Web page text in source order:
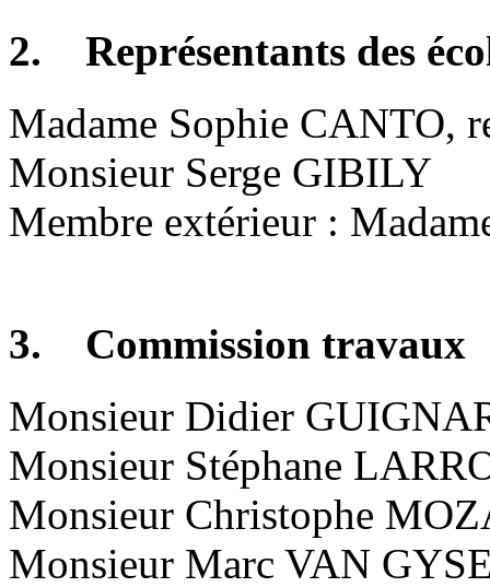
2. Représentants des
Madame Sophie CANTO,
Monsieur Serge GIBILY
Membre extérieur :
3. Commission travaux
Monsieur Didier
Monsieur Stéphane
Monsieur Christophe
Monsieur Marc VAN